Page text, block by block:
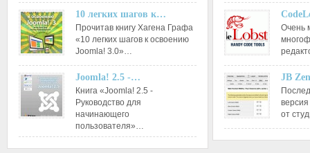
10 легких шагов к…
Прочитав книгу Хагена Графа
«10 легких шагов к освоению
Joomla! 3.0»…
Joomla! 2.5 -…
Книга «Joomla! 2.5 -
Руководство для
начинающего
пользователя»…
Очень
JB
от